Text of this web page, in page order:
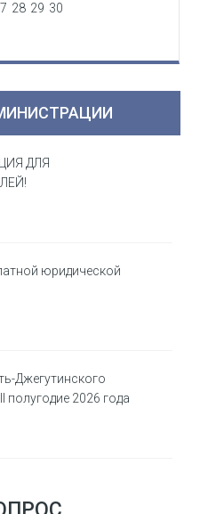
28 29 30
ДЛЯ
юридической
Джегутинского
полугодие 2026 года